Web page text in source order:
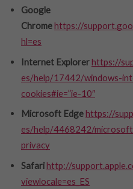
Google
Chromehttps://
hl=es
Internet Explorerhttps://
es/help/17442/windows-
cookies#ie=”ie-10″
Microsoft Edgehttps://
es/help/4468242/
privacy
Safarihttp://
viewlocale=es_ES